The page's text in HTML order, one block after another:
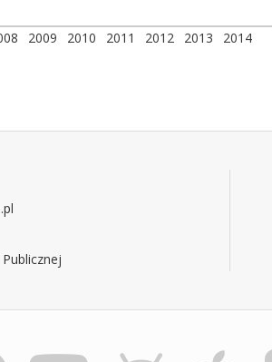
2009 2010 2011 2012 2013
2014